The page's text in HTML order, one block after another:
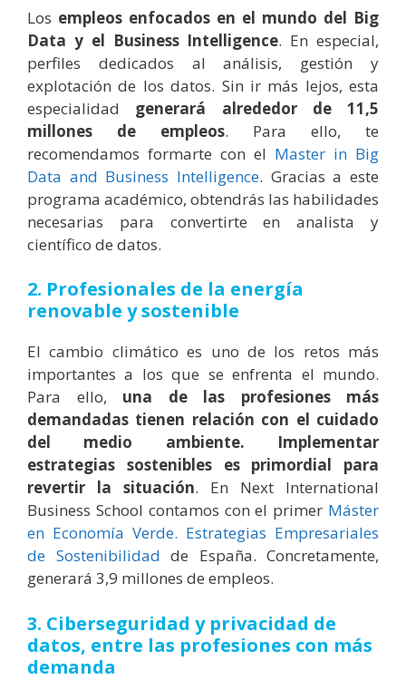
Los empleos enfocados en el mundo del Big
Data y el Business Intelligence. En especial,
perfiles dedicados al análisis, gestión y
explotación de los datos. Sin ir más lejos, esta
especialidad generará alrededor de 11,5
millones de empleos. Para ello, te
recomendamos formarte con el Master in Big
Data and Business Intelligence. Gracias a este
programa académico, obtendrás las habilidades
necesarias para convertirte en analista y
científico de datos.
2. Profesionales de la energía
renovable y sostenible
El cambio climático es uno de los retos más
importantes a los que se enfrenta el mundo.
Para ello, una de las profesiones más
demandadas tienen relación con el cuidado
del medio ambiente. Implementar
estrategias sostenibles es primordial para
revertir la situación. En Next International
Business School contamos con el primer Máster
en Economía Verde. Estrategias Empresariales
de Sostenibilidad de España. Concretamente,
generará 3,9 millones de empleos.
3. Ciberseguridad y privacidad de
datos, entre las profesiones con más
demanda